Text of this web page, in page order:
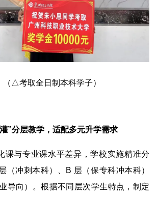
（△考取全日制本科学子）
”分层教学，适配多元升学需求
课与专业课水平差异，学校实施精准分
（冲刺本科）、B 层（保专科冲本科）
导向）。根据不同层次学生特点，制定